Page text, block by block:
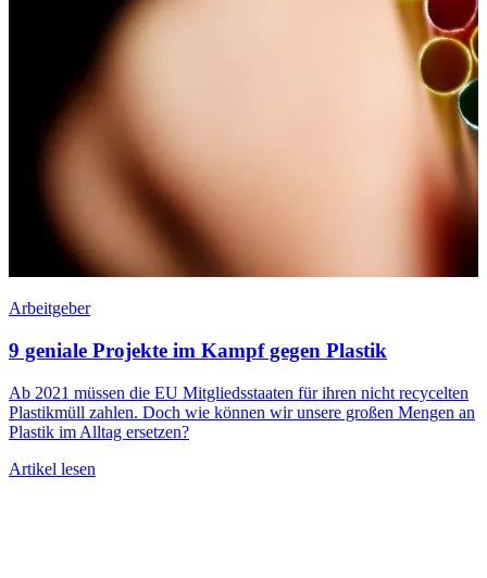
Arbeitgeber
9 geniale Projekte im Kampf gegen Plastik
Ab 2021 müssen die EU Mitgliedsstaaten für ihren nicht recycelten
Plastikmüll zahlen. Doch wie können wir unsere großen Mengen an
Plastik im Alltag ersetzen?
Artikel lesen